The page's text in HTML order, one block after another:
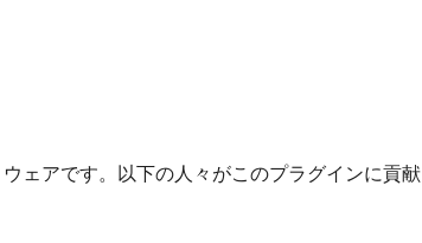
ェアです。以下の人々がこのプラグインに貢献